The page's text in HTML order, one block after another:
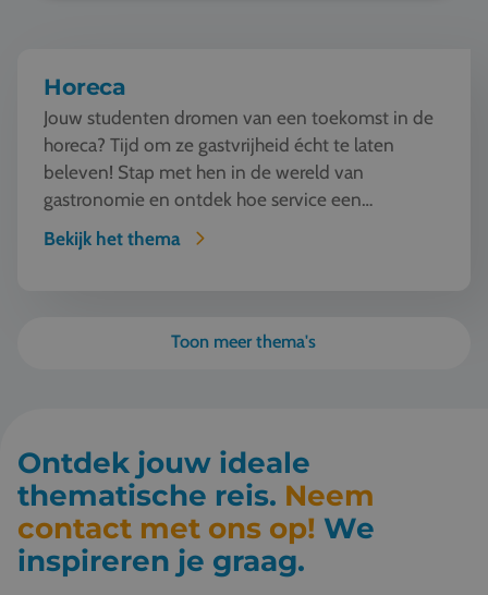
Horeca
Jouw studenten dromen van een toekomst in de
horeca? Tijd om ze gastvrijheid écht te laten
beleven! Stap met hen in de wereld van
gastronomie en ontdek hoe service een
kunstvorm wordt. Van w...
Bekijk het thema
Toon meer thema's
Ontdek jouw ideale
thematische reis. Neem
contact met ons op! We
inspireren je graag.